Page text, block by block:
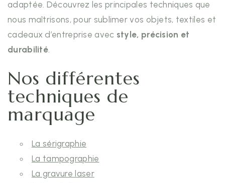
adaptée. Découvrez les principales techniques que
nous maîtrisons, pour sublimer vos objets, textiles et
cadeaux d’entreprise avec style, précision et
durabilité.
Nos différentes
techniques de
marquage
La sérigraphie
La tampographie
La gravure laser